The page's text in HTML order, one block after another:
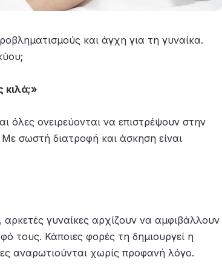
και άγχη για τη γυναίκα.
κιλά;»
όλες ονειρεύονται να επιστρέψουν στην
σωστή διατροφή και άσκηση είναι
γυναίκες αρχίζουν να αμφιβάλλουν
τους. Κάποιες φορές τη δημιουργεί η
αναρωτιούνται χωρίς προφανή λόγο.